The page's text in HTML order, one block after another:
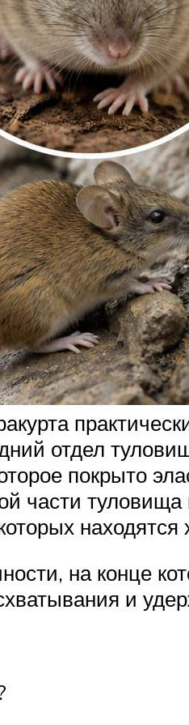
отдел
покрыто
части
на конце
и